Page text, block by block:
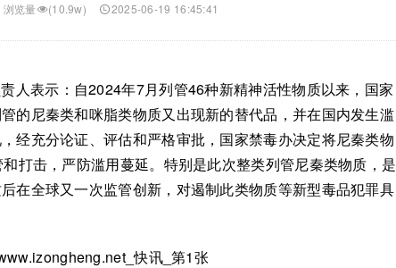
浏览量 (10.9w) 2025-06-19 16:45:41
人表示：自2024年7月列管46种新精神活性物质以来，国家
的尼秦类和咪脂类物质又出现新的替代品，并在国内发生滥
经充分论证、评估和严格审批，国家禁毒办决定将尼秦类物
打击，严防滥用蔓延。特别是此次整类列管尼秦类物质，是
在全球又一次监管创新，对遏制此类物质等新型毒品犯罪具